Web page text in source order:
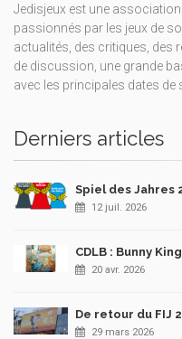
Jedisjeux est une
passionnés par les jeux de
actualités, des critiques, des
de discussion, une grande
avec les principales dates de
Derniers articles
Spiel des Jahres
12 juil. 2026
CDLB : Bunny
20 avr. 2026
De retour du FIJ
29 mars 2026